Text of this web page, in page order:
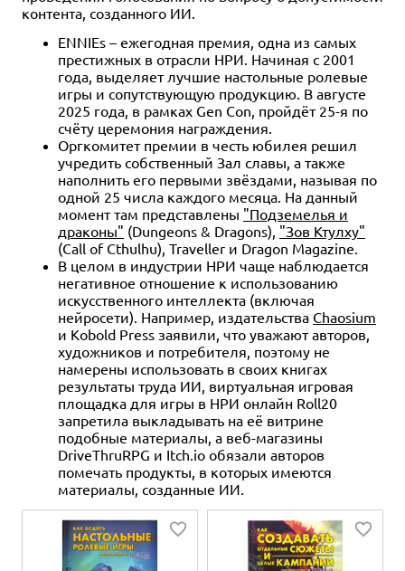
контента, созданного ИИ.
ENNIEs – ежегодная премия, одна из самых
престижных в отрасли НРИ. Начиная с 2001
года, выделяет лучшие настольные ролевые
игры и сопутствующую продукцию. В августе
2025 года, в рамках Gen Con, пройдёт 25-я по
счёту церемония награждения.
Оргкомитет премии в честь юбилея решил
учредить собственный Зал славы, а также
наполнить его первыми звёздами, называя по
одной 25 числа каждого месяца. На данный
момент там представлены "Подземелья и
драконы" (Dungeons & Dragons), "Зов Ктулху"
(Call of Cthulhu), Traveller и Dragon Magazine.
В целом в индустрии НРИ чаще наблюдается
негативное отношение к использованию
искусственного интеллекта (включая
нейросети). Например, издательства Chaosium
и Kobold Press заявили, что уважают авторов,
художников и потребителя, поэтому не
намерены использовать в своих книгах
результаты труда ИИ, виртуальная игровая
площадка для игры в НРИ онлайн Roll20
запретила выкладывать на её витрине
подобные материалы, а веб-магазины
DriveThruRPG и Itch.io обязали авторов
помечать продукты, в которых имеются
материалы, созданные ИИ.